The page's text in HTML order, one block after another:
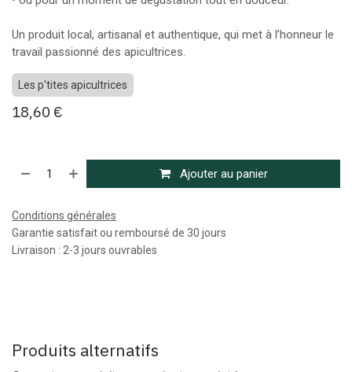
Un produit local, artisanal et authentique, qui met à l’honneur le
travail passionné des apicultrices.
Les p'tites apicultrices
18,60 €
Ajouter au panier
Conditions générales
Garantie satisfait ou remboursé de 30 jours
Livraison : 2-3 jours ouvrables
Produits alternatifs